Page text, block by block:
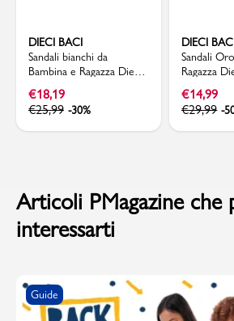
DIECI BACI
Sandali bianchi da
Bambina e Ragazza Dieci
Baci effetto crochet
€18,19
€25,99 -30%
DIECI
Sandali
Ragazza
Fiori
€14,99
€29,99 -
Articoli PMagazine che
interessarti
Guide